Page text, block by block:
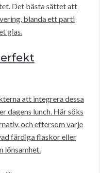
Det bästa sättet att
blanda ett parti
glas.
att integrera dessa
dagens lunch. Här söks
och eftersom varje
färdiga flaskor eller
lönsamhet.